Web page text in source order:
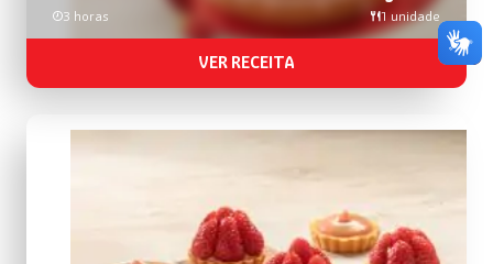
3 horas 1 unidade
VER RECEITA